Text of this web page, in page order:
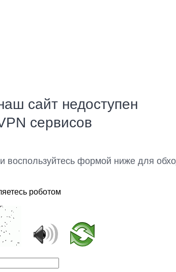
сайт недоступен
сервисов
воспользуйтесь формой ниже для
роботом